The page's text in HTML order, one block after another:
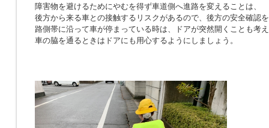
障害物を避けるためにやむを得ず車道側へ進路を変えることは、
後方から来る車との接触するリスクがあるので、後方の安全確認
路側帯に沿って車が停まっている時は、ドアが突然開くことも考
車の脇を通るときはドアにも用心するようにしましょう。